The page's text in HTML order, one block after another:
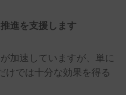
推進を支援します
加速していますが、単に
けでは十分な効果を得る